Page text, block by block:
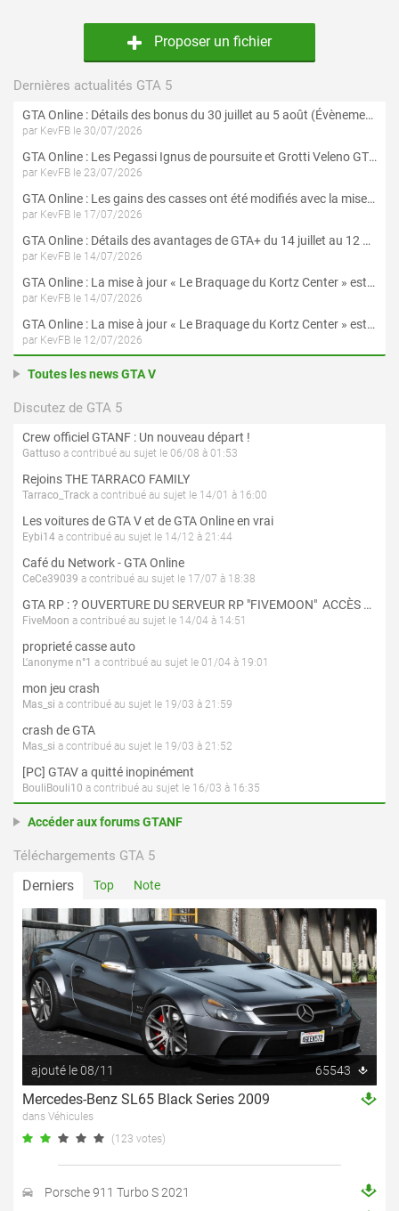
Proposer un fichier
Dernières actualités GTA 5
GTA Online : Détails des bonus du 30 juillet au 5 août (Évènement « Braquages d'été »)
par KevFB le 30/07/2026
GTA Online : Les Pegassi Ignus de poursuite et Grotti Veleno GT sont maintenant disponibles
par KevFB le 23/07/2026
GTA Online : Les gains des casses ont été modifiés avec la mise à jour « Le Braquage du Kortz Center »
par KevFB le 17/07/2026
GTA Online : Détails des avantages de GTA+ du 14 juillet au 12 août
par KevFB le 14/07/2026
GTA Online : La mise à jour « Le Braquage du Kortz Center » est maintenant disponible
par KevFB le 14/07/2026
GTA Online : La mise à jour « Le Braquage du Kortz Center » est disponible en préchargement sur PS5 et Xbox Series X|S
par KevFB le 12/07/2026
Toutes les news GTA V
Discutez de GTA 5
Crew officiel GTANF : Un nouveau départ !
Gattuso a contribué au sujet le 06/08 à 01:53
Rejoins THE TARRACO FAMILY
Tarraco_Track a contribué au sujet le 14/01 à 16:00
Les voitures de GTA V et de GTA Online en vrai
Eybi14 a contribué au sujet le 14/12 à 21:44
Café du Network - GTA Online
CeCe39039 a contribué au sujet le 17/07 à 18:38
GTA RP : ? OUVERTURE DU SERVEUR RP "FIVEMOON"  ACCÈS LIBRE ?
FiveMoon a contribué au sujet le 14/04 à 14:51
proprieté casse auto
L'anonyme n°1 a contribué au sujet le 01/04 à 19:01
mon jeu crash
Mas_si a contribué au sujet le 19/03 à 21:59
crash de GTA
Mas_si a contribué au sujet le 19/03 à 21:52
[PC] GTAV a quitté inopinément
BouliBouli10 a contribué au sujet le 16/03 à 16:35
Accéder aux forums GTANF
Téléchargements GTA 5
Derniers Top Note
ajouté le 08/11 65543
Mercedes-Benz SL65 Black Series 2009
dans Véhicules
(123 votes)
Porsche 911 Turbo S 2021